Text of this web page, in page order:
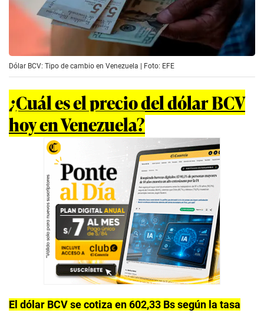
Dólar BCV: Tipo de cambio en Venezuela | Foto: EFE
¿Cuál es el precio del dólar BCV
hoy en Venezuela?
El dólar BCV se cotiza en 602,33 Bs según la tasa